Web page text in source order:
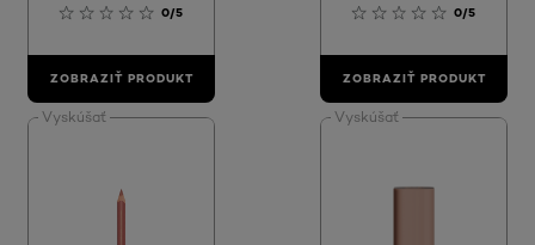
0/5
ZOBRAZIŤ PRODUKT
0/5
ZOBRAZIŤ PRODUKT
Vyskúšať Vyskúšať